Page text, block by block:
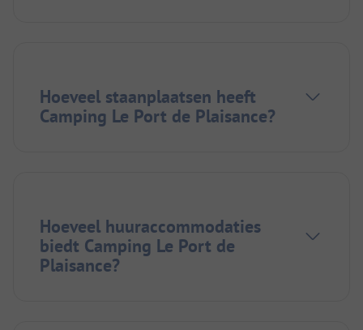
Hoeveel staanplaatsen heeft
Camping Le Port de Plaisance?
Hoeveel huuraccommodaties
biedt Camping Le Port de
Plaisance?